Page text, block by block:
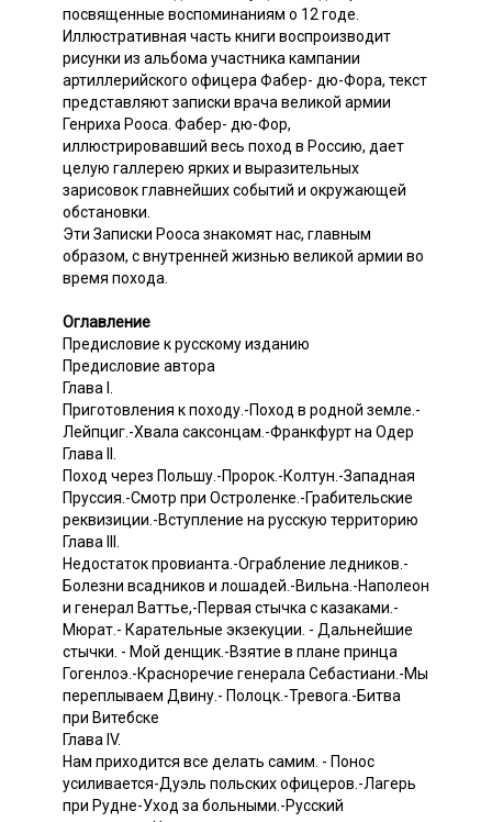
посвященные воспоминаниям о 12 годе.
Иллюстративная часть книги воспроизводит
рисунки из альбома участника кампании
артиллерийского офицера Фабер- дю-Фора, текст
представляют записки врача великой армии
Генриха Рооса. Фабер- дю-Фор,
иллюстрировавший весь поход в Poccию, дает
целую галлерею ярких и выразительных
зарисовок главнейших событий и окружающей
обстановки.
Эти Записки Рооса знакомят нас, главным
образом, с внутренней жизнью великой армии во
время похода.
Оглавление
Предисловие к русскому изданию
Предисловие автора
Глава I.
Приготовления к походу.-Поход в родной земле.-
Лейпциг.-Хвала саксонцам.-Франкфурт на Одер
Глава II.
Поход через Польшу.-Пророк.-Колтун.-Западная
Пруссия.-Смотр при Остроленке.-Грабительские
реквизиции.-Вступление на русскую территорию
Глава III.
Недостаток провианта.-Ограбление ледников.-
Болезни всадников и лошадей.-Вильна.-Наполеон
и генерал Ваттье,-Первая стычка с казаками.-
Мюрат.- Карательные экзекуции. - Дальнейшие
стычки. - Мой денщик.-Взятие в плане принца
Гогенлоэ.-Красноречие генерала Себастиани.-Мы
переплываем Двину.- Полоцк.-Тревога.-Битва
при Витебске
Глава IV.
Нам приходится все делать самим. - Понос
усиливается-Дуэль польских офицеров.-Лагерь
при Рудне-Уход за больными.-Русский